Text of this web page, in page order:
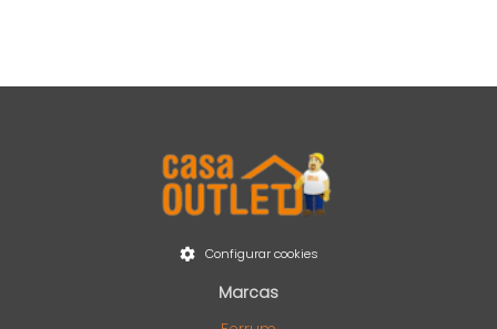
Configurar cookies
Marcas